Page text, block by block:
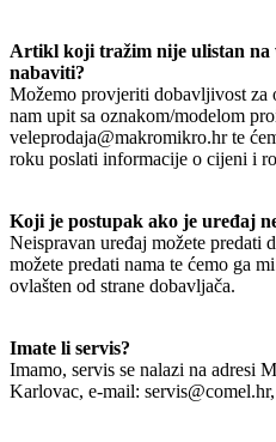
Artikl koji tražim nije ulistan na
nabaviti?
Možemo provjeriti dobavljivost
nam upit sa oznakom/modelom
veleprodaja@makromikro.hr te
roku poslati informacije o cijeni i
Koji je postupak ako je uređaj
Neispravan uređaj možete predati
možete predati nama te ćemo ga
ovlašten od strane dobavljača.
Imate li servis?
Imamo, servis se nalazi na adresi
Karlovac, e-mail: